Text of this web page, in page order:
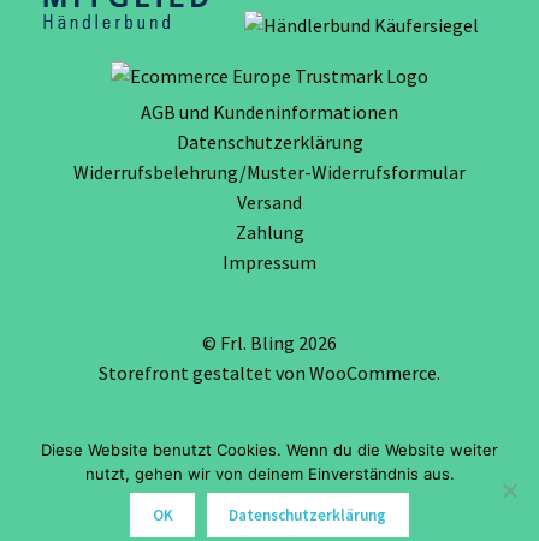
AGB und Kundeninformationen
Datenschutzerklärung
Widerrufsbelehrung/Muster-Widerrufsformular
Versand
Zahlung
Impressum
© Frl. Bling 2026
Storefront gestaltet von WooCommerce.
Vertrag widerrufen
Diese Website benutzt Cookies. Wenn du die Website weiter
nutzt, gehen wir von deinem Einverständnis aus.
OK Datenschutzerklärung